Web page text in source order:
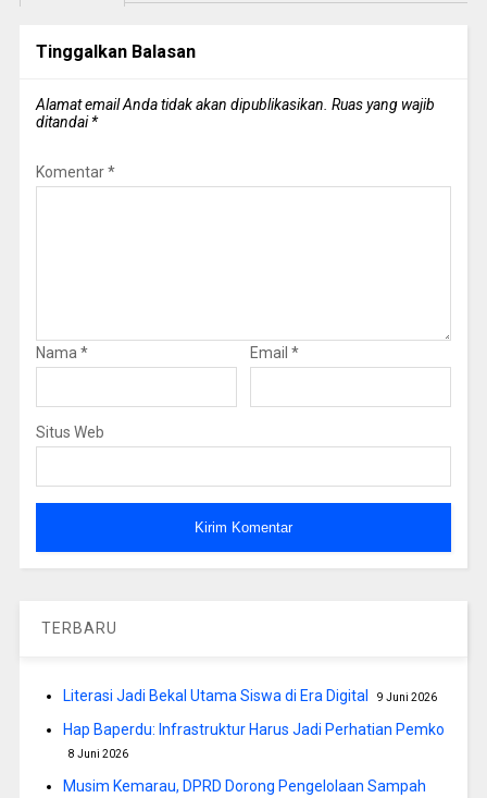
Tinggalkan Balasan
Alamat email Anda tidak akan dipublikasikan. Ruas yang wajib
ditandai*
Komentar*
Nama* Email *
Situs Web
TERBARU
Literasi Jadi Bekal Utama Siswa di Era Digital 9 Juni 2026
Hap Baperdu: Infrastruktur Harus Jadi Perhatian Pemko
8 Juni 2026
Musim Kemarau, DPRD Dorong Pengelolaan Sampah